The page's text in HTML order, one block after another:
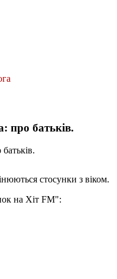
про батьків.
стосунки з віком.
на Хіт FM":